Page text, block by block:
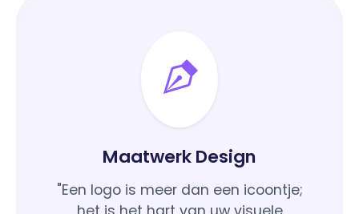
Maatwerk Design
"Een logo is meer dan een icoontje;